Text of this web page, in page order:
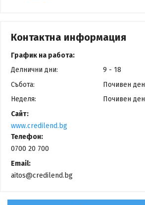
Контактна информация
График на работа:
Делнични дни:
9 - 18
Събота:
Почивен ден
Неделя:
Почивен ден
Сайт:
www.credilend.bg
Телефон:
0700 20 700
Email:
aitos@credilend.bg